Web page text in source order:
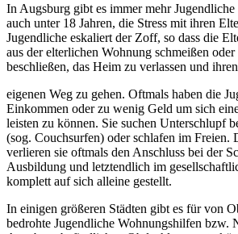
In Augsburg gibt es immer mehr Jugendliche
auch unter 18 Jahren, die Stress mit ihren
Jugendliche eskaliert der Zoff, so dass die
aus der elterlichen Wohnung schmeißen
beschließen, das Heim zu verlassen und ihren
eigenen Weg zu gehen. Oftmals haben die
Einkommen oder zu wenig Geld um sich
leisten zu können. Sie suchen Unterschlupf
(sog. Couchsurfen) oder schlafen im Freien.
verlieren sie oftmals den Anschluss bei der
Ausbildung und letztendlich im
komplett auf sich alleine gestellt.
In einigen größeren Städten gibt es für von
bedrohte Jugendliche Wohnungshilfen bzw.